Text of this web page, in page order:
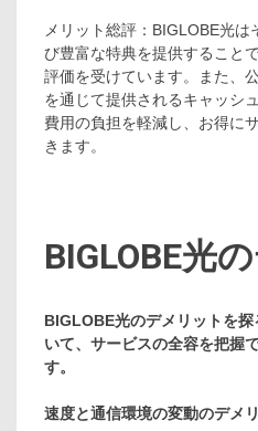
メリット総評：BIGLOBE光は
び豊富な特典を提供すること
評価を受けています。また、
を通じて提供されるキャッシ
費用の負担を軽減し、お得に
きます。
BIGLOBE光
BIGLOBE光のデメリットを
いて、 サービスの全容を把握
す。
速度と通信環境の変動のデメ